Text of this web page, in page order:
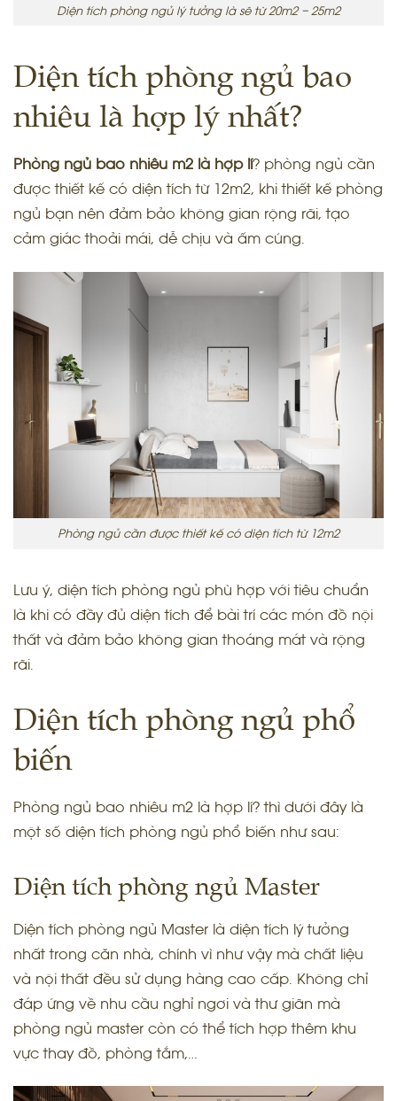
Diện tích phòng ngủ lý tưởng là sẽ từ 20m2 – 25m2
Diện tích phòng ngủ bao
nhiêu là hợp lý nhất?
Phòng ngủ bao nhiêu m2 là hợp lí? phòng ngủ cần
được thiết kế có diện tích từ 12m2, khi thiết kế phòng
ngủ bạn nên đảm bảo không gian rộng rãi, tạo
cảm giác thoải mái, dễ chịu và ấm cúng.
Phòng ngủ cần được thiết kế có diện tích từ 12m2
Lưu ý, diện tích phòng ngủ phù hợp với tiêu chuẩn
là khi có đầy đủ diện tích để bài trí các món đồ nội
thất và đảm bảo không gian thoáng mát và rộng
rãi.
Diện tích phòng ngủ phổ
biến
Phòng ngủ bao nhiêu m2 là hợp lí? thì dưới đây là
một số diện tích phòng ngủ phổ biến như sau:
Diện tích phòng ngủ Master
Diện tích phòng ngủ Master là diện tích lý tưởng
nhất trong căn nhà, chính vì như vậy mà chất liệu
và nội thất đều sử dụng hàng cao cấp. Không chỉ
đáp ứng về nhu cầu nghỉ ngơi và thư giãn mà
phòng ngủ master còn có thể tích hợp thêm khu
vực thay đồ, phòng tắm,…